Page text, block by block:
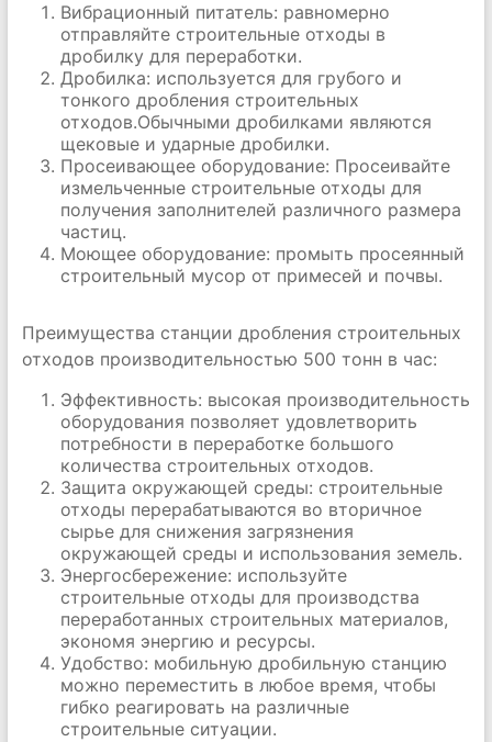
Вибрационный питатель: равномерно
отправляйте строительные отходы в
дробилку для переработки.
Дробилка: используется для грубого и
тонкого дробления строительных
отходов.Обычными дробилками являются
щековые и ударные дробилки.
Просеивающее оборудование: Просеивайте
измельченные строительные отходы для
получения заполнителей различного размера
частиц.
Моющее оборудование: промыть просеянный
строительный мусор от примесей и почвы.
Преимущества станции дробления строительных
отходов производительностью 500 тонн в час:
Эффективность: высокая производительность
оборудования позволяет удовлетворить
потребности в переработке большого
количества строительных отходов.
Защита окружающей среды: строительные
отходы перерабатываются во вторичное
сырье для снижения загрязнения
окружающей среды и использования земель.
Энергосбережение: используйте
строительные отходы для производства
переработанных строительных материалов,
экономя энергию и ресурсы.
Удобство: мобильную дробильную станцию ​​
можно переместить в любое время, чтобы
гибко реагировать на различные
строительные ситуации.